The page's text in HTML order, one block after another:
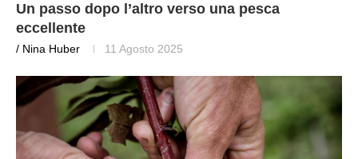
Un passo dopo l’altro verso una pesca
eccellente
/ Nina Huber 11 Agosto 2025